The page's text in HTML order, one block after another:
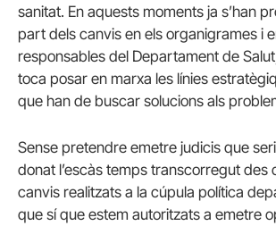
sanitat. En aquests moments ja s’han
part dels canvis en els organigrames i
responsables del Departament de
toca posar en marxa les línies
que han de buscar solucions als
Sense pretendre emetre judicis que
donat l’escàs temps transcorregut des
canvis realitzats a la cúpula política
que sí que estem autoritzats a emetre